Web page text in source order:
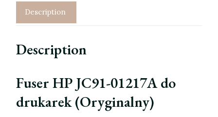
Description
Description
Fuser HP JC91-01217A do
drukarek (Oryginalny)